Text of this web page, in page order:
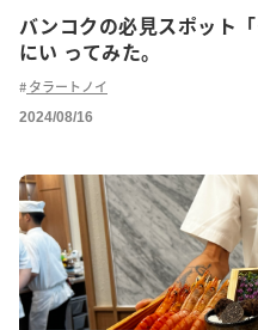
バンコクの必見スポット
にい ってみた。
タラートノイ
2024/08/16